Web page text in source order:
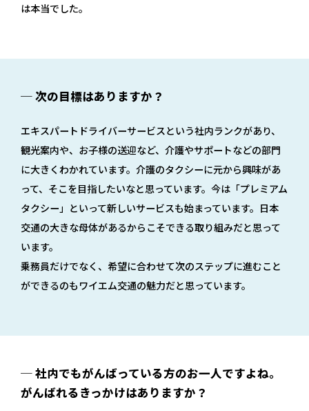
は本当でした。
─ 次の目標はありますか？
エキスパートドライバーサービスという社内ランクがあり、
観光案内や、お子様の送迎など、介護やサポートなどの部門
に大きくわかれています。介護のタクシーに元から興味があ
って、そこを目指したいなと思っています。今は「プレミアム
タクシー」といって新しいサービスも始まっています。日本
交通の大きな母体があるからこそできる取り組みだと思って
います。
乗務員だけでなく、希望に合わせて次のステップに進むこと
ができるのもワイエム交通の魅力だと思っています。
─ 社内でもがんばっている方のお一人ですよね。
がんばれるきっかけはありますか？